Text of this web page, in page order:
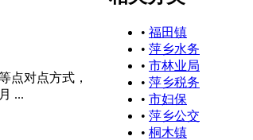
点对点方式，
...
• 福田镇
• 萍乡水务
• 市林业局
• 萍乡税务
• 市妇保
• 萍乡公交
• 桐木镇